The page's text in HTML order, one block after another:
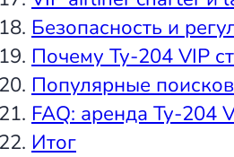
Безопасность и
Почему Ту-204 VIP
Популярные
FAQ: аренда Ту-204
Итог